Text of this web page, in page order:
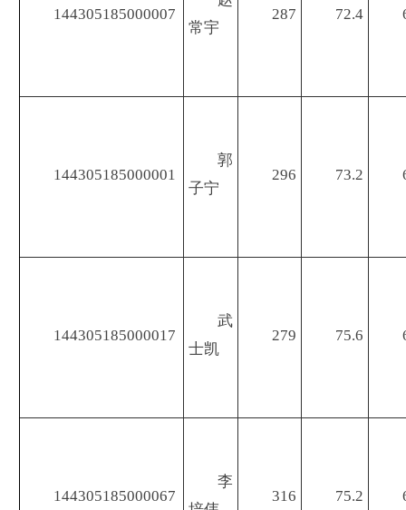
144305185000007
常宇
287 72.4
144305185000001
郭
子宁
296 73.2
144305185000017
武
士凯
279 75.6
144305185000067
李
316 75.2